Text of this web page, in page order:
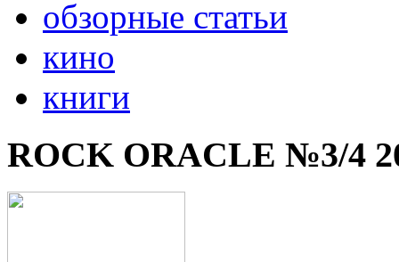
обзорные статьи
кино
книги
ROCK ORACLE №3/4